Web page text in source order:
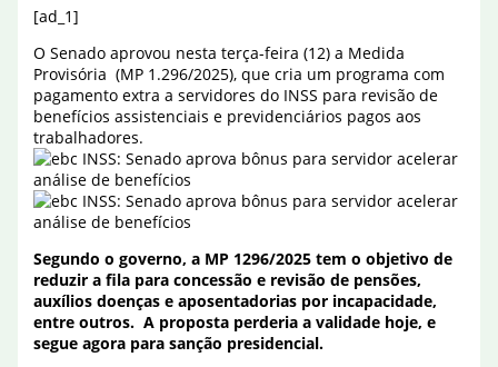
[ad_1]
O Senado aprovou nesta terça-feira (12) a Medida
Provisória (MP 1.296/2025), que cria um programa com
pagamento extra a servidores do INSS para revisão de
benefícios assistenciais e previdenciários pagos aos
trabalhadores.
Segundo o governo, a MP 1296/2025 tem o objetivo de
reduzir a fila para concessão e revisão de pensões,
auxílios doenças e aposentadorias por incapacidade,
entre outros. A proposta perderia a validade hoje, e
segue agora para sanção presidencial.